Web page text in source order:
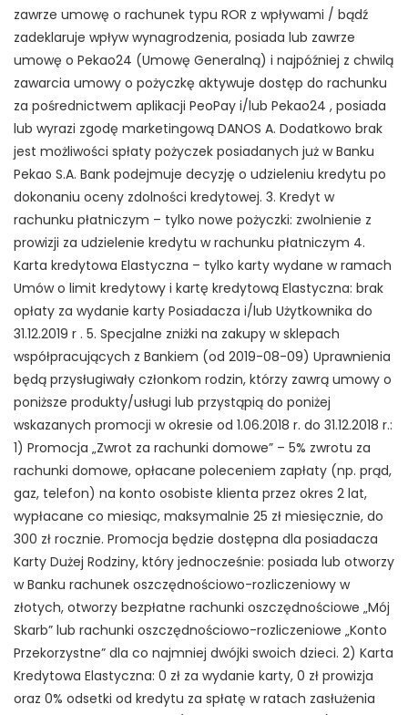
zawrze umowę o rachunek typu ROR z wpływami / bądź
zadeklaruje wpływ wynagrodzenia, posiada lub zawrze
umowę o Pekao24 (Umowę Generalną) i najpóźniej z chwilą
zawarcia umowy o pożyczkę aktywuje dostęp do rachunku
za pośrednictwem aplikacji PeoPay i/lub Pekao24 , posiada
lub wyrazi zgodę marketingową DANOS A. Dodatkowo brak
jest możliwości spłaty pożyczek posiadanych już w Banku
Pekao S.A. Bank podejmuje decyzję o udzieleniu kredytu po
dokonaniu oceny zdolności kredytowej. 3. Kredyt w
rachunku płatniczym – tylko nowe pożyczki: zwolnienie z
prowizji za udzielenie kredytu w rachunku płatniczym 4.
Karta kredytowa Elastyczna – tylko karty wydane w ramach
Umów o limit kredytowy i kartę kredytową Elastyczna: brak
opłaty za wydanie karty Posiadacza i/lub Użytkownika do
31.12.2019 r . 5. Specjalne zniżki na zakupy w sklepach
współpracujących z Bankiem (od 2019-08-09) Uprawnienia
będą przysługiwały członkom rodzin, którzy zawrą umowy o
poniższe produkty/usługi lub przystąpią do poniżej
wskazanych promocji w okresie od 1.06.2018 r. do 31.12.2018 r.:
1) Promocja „Zwrot za rachunki domowe” – 5% zwrotu za
rachunki domowe, opłacane poleceniem zapłaty (np. prąd,
gaz, telefon) na konto osobiste klienta przez okres 2 lat,
wypłacane co miesiąc, maksymalnie 25 zł miesięcznie, do
300 zł rocznie. Promocja będzie dostępna dla posiadacza
Karty Dużej Rodziny, który jednocześnie: posiada lub otworzy
w Banku rachunek oszczędnościowo-rozliczeniowy w
złotych, otworzy bezpłatne rachunki oszczędnościowe „Mój
Skarb” lub rachunki oszczędnościowo-rozliczeniowe „Konto
Przekorzystne” dla co najmniej dwójki swoich dzieci. 2) Karta
Kredytowa Elastyczna: 0 zł za wydanie karty, 0 zł prowizja
oraz 0% odsetki od kredytu za spłatę w ratach zasłużenia